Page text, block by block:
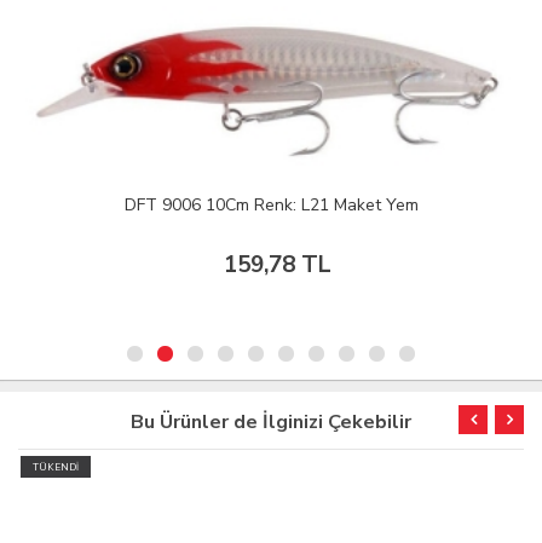
DFT 9006 10Cm Renk: L21 Maket Yem
159,78 TL
Bu Ürünler de İlginizi Çekebilir
TÜKENDİ